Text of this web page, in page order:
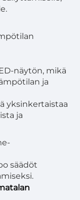
näytön, mikä
ja
yksinkertaistaa
ja
säädöt